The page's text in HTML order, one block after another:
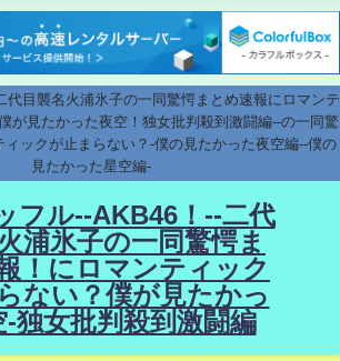
代目襲名火浦氷子の一同驚愕まとめ速報にロマンテ
が見たかった夜空！独女批判殺到激闘編--の一同驚
ックが止まらない？-僕の見たかった夜空編--僕の
見たかった星空編-
フル--AKB46！--二代
浦氷子の一同驚愕ま
！にロマンティック
ない？僕が見たかっ
-独女批判殺到激闘編